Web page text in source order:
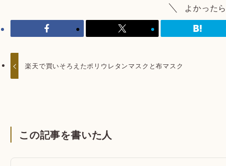
よかった
楽天で買いそろえたポリウレタンマスクと布マスク
この記事を書いた人